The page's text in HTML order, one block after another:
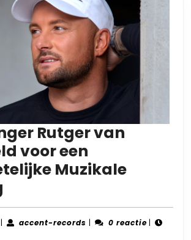
Rutger van
voor een
Muzikale
Zanger
Rutger
16| accent-records accent-
| 0 reactie |